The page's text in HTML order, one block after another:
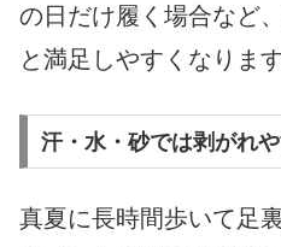
の日だけ履く場合など
と満足しやすくなります
汗・水・砂では剥がれ
真夏に長時間歩いて足